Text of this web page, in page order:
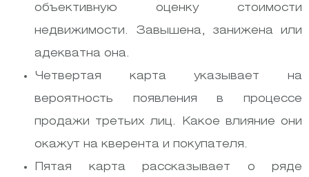
объективную оценку стоимости
недвижимости. Завышена, занижена или
адекватна она.
Четвертая карта указывает на
вероятность появления в процессе
продажи третьих лиц. Какое влияние они
окажут на кверента и покупателя.
Пятая карта рассказывает о ряде